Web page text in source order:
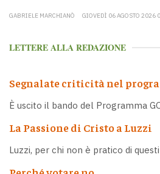
GABRIELE MARCHIANÒ GIOVEDÌ 06 AGOSTO 2026
LETTERE ALLA REDAZIONE
Segnalate criticità nel
È uscito il bando del Programma
La Passione di Cristo a Luzzi
Luzzi, per chi non è pratico di questi